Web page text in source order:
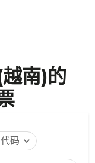
南)的
码 expand_more